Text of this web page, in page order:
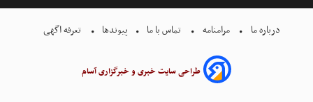
درباره ما مرامنامه تماس با ما پیوندها تعرفه اگهی
طراحی سایت خبری و خبرگزاری آسام